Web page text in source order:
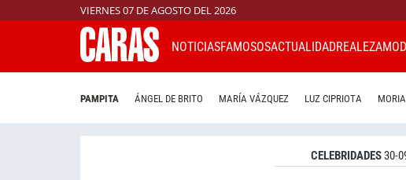
VIERNES 07 DE AGOSTO DEL 2026
NOTICIASFAMOSOSACTUALIDADREALEZA
PAMPITA ÁNGEL DE BRITO MARÍA VÁZQUEZ LUZ CIPRIOTA
CELEBRIDADES30-